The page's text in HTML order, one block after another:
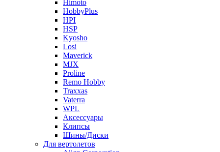
Himoto
HobbyPlus
HPI
HSP
Kyosho
Losi
Maverick
MJX
Proline
Remo Hobby
Traxxas
Vaterra
WPL
Аксессуары
Клипсы
Шины/Диски
Для вертолетов